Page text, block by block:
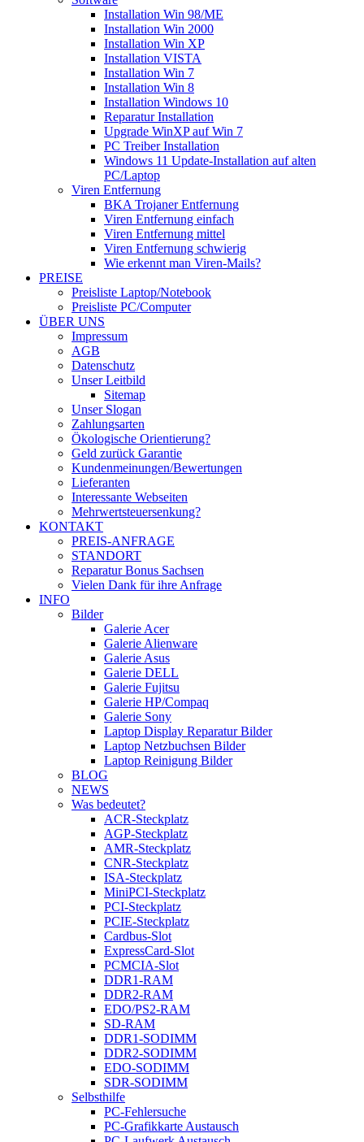
Installation Win 98/ME
Installation Win 2000
Installation Win XP
Installation VISTA
Installation Win 7
Installation Win 8
Installation Windows 10
Reparatur Installation
Upgrade WinXP auf Win 7
PC Treiber Installation
Windows 11 Update-Installation auf alten
PC/Laptop
Viren Entfernung
BKA Trojaner Entfernung
Viren Entfernung einfach
Viren Entfernung mittel
Viren Entfernung schwierig
Wie erkennt man Viren-Mails?
PREISE
Preisliste Laptop/Notebook
Preisliste PC/Computer
ÜBER UNS
Impressum
AGB
Datenschutz
Unser Leitbild
Sitemap
Unser Slogan
Zahlungsarten
Ökologische Orientierung?
Geld zurück Garantie
Kundenmeinungen/Bewertungen
Lieferanten
Interessante Webseiten
Mehrwertsteuersenkung?
KONTAKT
PREIS-ANFRAGE
STANDORT
Reparatur Bonus Sachsen
Vielen Dank für ihre Anfrage
INFO
Bilder
Galerie Acer
Galerie Alienware
Galerie Asus
Galerie DELL
Galerie Fujitsu
Galerie HP/Compaq
Galerie Sony
Laptop Display Reparatur Bilder
Laptop Netzbuchsen Bilder
Laptop Reinigung Bilder
BLOG
NEWS
Was bedeutet?
ACR-Steckplatz
AGP-Steckplatz
AMR-Steckplatz
CNR-Steckplatz
ISA-Steckplatz
MiniPCI-Steckplatz
PCI-Steckplatz
PCIE-Steckplatz
Cardbus-Slot
ExpressCard-Slot
PCMCIA-Slot
DDR1-RAM
DDR2-RAM
EDO/PS2-RAM
SD-RAM
DDR1-SODIMM
DDR2-SODIMM
EDO-SODIMM
SDR-SODIMM
Selbsthilfe
PC-Fehlersuche
PC-Grafikkarte Austausch